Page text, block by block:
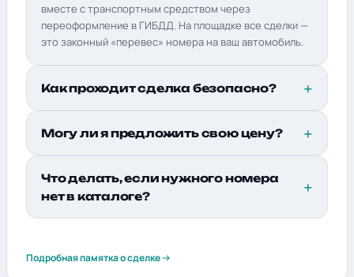
вместе с транспортным средством через
переоформление в ГИБДД. На площадке все сделки —
это законный «перевес» номера на ваш автомобиль.
Как проходит сделка безопасно?
Могу ли я предложить свою цену?
Что делать, если нужного номера
нет в каталоге?
Подробная памятка о сделке